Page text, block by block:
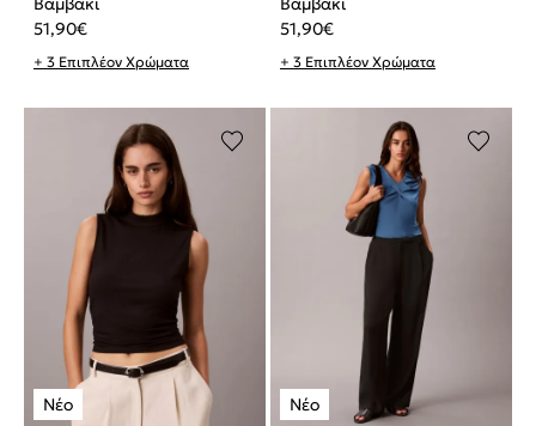
51,90€
+ 3 Επιπλέον Χρώματα
51,90€
+ 3 Επιπλέον Χρώματα